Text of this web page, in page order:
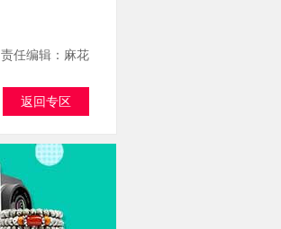
责任编辑：麻花
返回专区